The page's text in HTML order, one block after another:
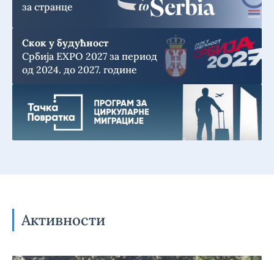
за странце
Скок у будућност
Србија EXPO 2027 за период
од 2024. до 2027. године
Активности